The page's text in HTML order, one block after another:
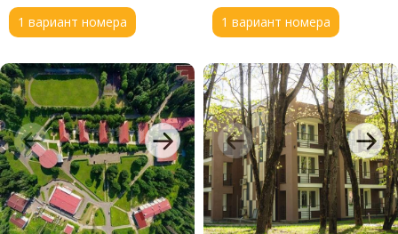
1 вариант номера 1 вариант номера